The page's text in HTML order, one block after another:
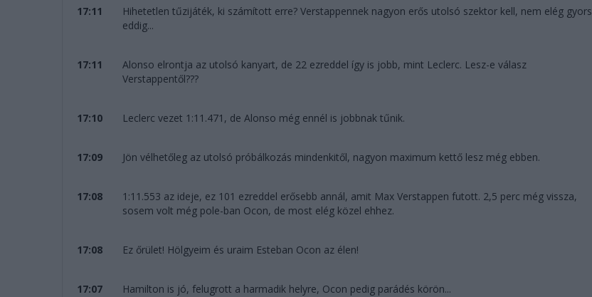
17:11
Hihetetlen tűzijáték, ki számított erre? Verstappennek nagyon erős utolsó szektor kell, nem elég gyors
eddig...
17:11
Alonso elrontja az utolsó kanyart, de 22 ezreddel így is jobb, mint Leclerc. Lesz-e válasz
Verstappentől???
17:10 Leclerc vezet 1:11.471, de Alonso még ennél is jobbnak tűnik.
17:09 Jön vélhetőleg az utolsó próbálkozás mindenkitől, nagyon maximum kettő lesz még ebben.
17:08
1:11.553 az ideje, ez 101 ezreddel erősebb annál, amit Max Verstappen futott. 2,5 perc még vissza,
sosem volt még pole-ban Ocon, de most elég közel ehhez.
17:08 Ez őrület! Hölgyeim és uraim Esteban Ocon az élen!
17:07 Hamilton is jó, felugrott a harmadik helyre, Ocon pedig parádés körön...